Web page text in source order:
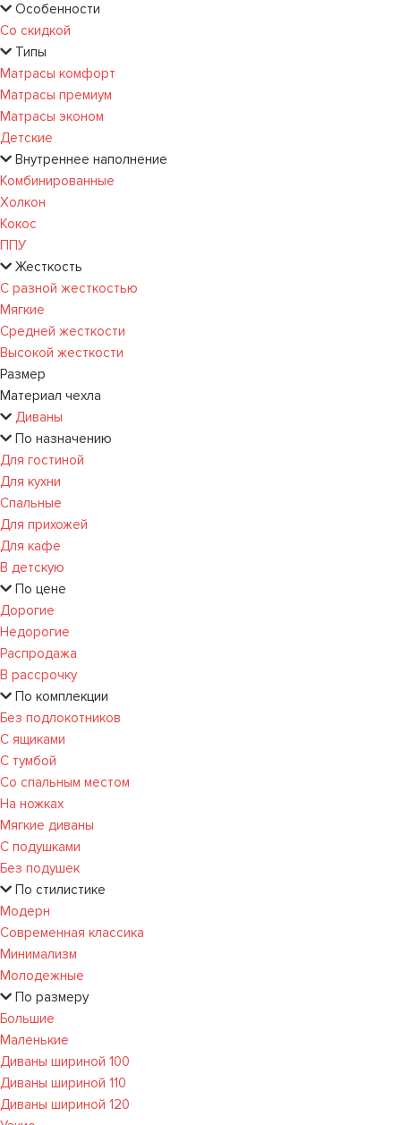
Особенности
Со скидкой
Типы
Матрасы комфорт
Матрасы премиум
Матрасы эконом
Детские
Внутреннее наполнение
Комбинированные
Холкон
Кокос
ППУ
Жесткость
С разной жесткостью
Мягкие
Средней жесткости
Высокой жесткости
Размер
Материал чехла
Диваны
По назначению
Для гостиной
Для кухни
Спальные
Для прихожей
Для кафе
В детскую
По цене
Дорогие
Недорогие
Распродажа
В рассрочку
По комплекции
Без подлокотников
С ящиками
С тумбой
Со спальным местом
На ножках
Мягкие диваны
С подушками
Без подушек
По стилистике
Модерн
Современная классика
Минимализм
Молодежные
По размеру
Большие
Маленькие
Диваны шириной 100
Диваны шириной 110
Диваны шириной 120